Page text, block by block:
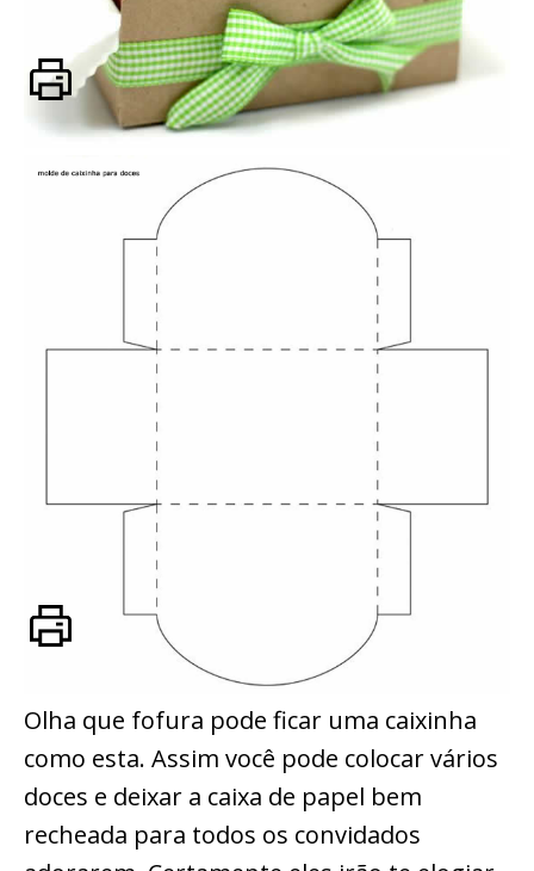
Olha que fofura pode ficar uma caixinha
como esta. Assim você pode colocar vários
doces e deixar a caixa de papel bem
recheada para todos os convidados